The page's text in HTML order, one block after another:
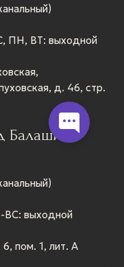
ПН, ВТ: выходной
д. 46, стр.
Балашиха
выходной
пом. 1, лит. А